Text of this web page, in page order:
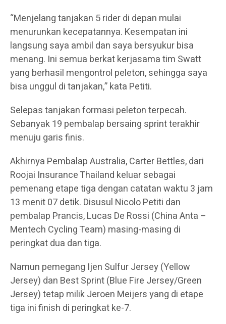
“Menjelang tanjakan 5 rider di depan mulai
menurunkan kecepatannya. Kesempatan ini
langsung saya ambil dan saya bersyukur bisa
menang. Ini semua berkat kerjasama tim Swatt
yang berhasil mengontrol peleton, sehingga saya
bisa unggul di tanjakan,” kata Petiti.
Selepas tanjakan formasi peleton terpecah.
Sebanyak 19 pembalap bersaing sprint terakhir
menuju garis finis.
Akhirnya Pembalap Australia, Carter Bettles, dari
Roojai Insurance Thailand keluar sebagai
pemenang etape tiga dengan catatan waktu 3 jam
13 menit 07 detik. Disusul Nicolo Petiti dan
pembalap Prancis, Lucas De Rossi (China Anta –
Mentech Cycling Team) masing-masing di
peringkat dua dan tiga.
Namun pemegang Ijen Sulfur Jersey (Yellow
Jersey) dan Best Sprint (Blue Fire Jersey/Green
Jersey) tetap milik Jeroen Meijers yang di etape
tiga ini finish di peringkat ke-7.